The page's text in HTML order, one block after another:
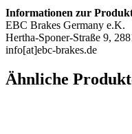
Informationen zur
EBC Brakes Germany e.K.
Hertha-Sponer-Straße 9,
info[at]ebc-brakes.de
Ähnliche